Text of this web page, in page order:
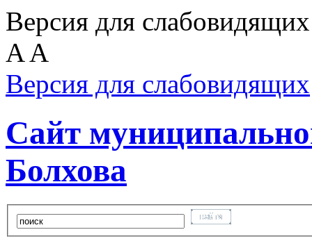
Версия для
A A
Версия для слабовидящих
Сайт
Болхова